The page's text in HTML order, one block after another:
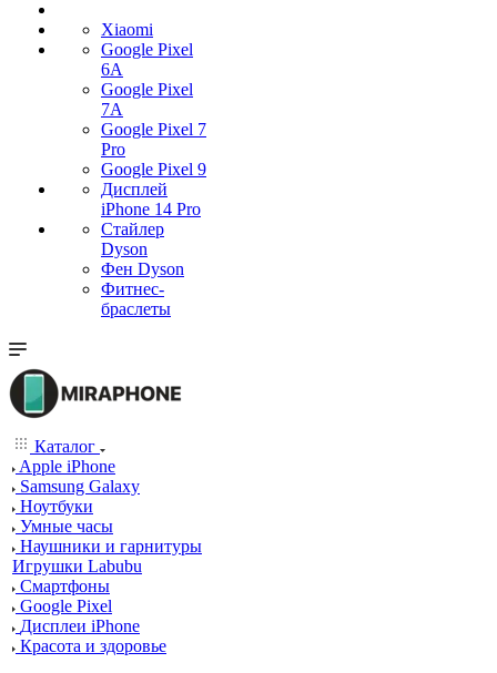
Xiaomi
Google Pixel
6A
Google Pixel
7А
Google Pixel 7
Pro
Google Pixel 9
Дисплей
iPhone 14 Pro
Стайлер
Dyson
Фен Dyson
Фитнес-
браслеты
Каталог
Apple iPhone
Samsung Galaxy
Ноутбуки
Умные часы
Наушники и гарнитуры
Игрушки Labubu
Смартфоны
Google Pixel
Дисплеи iPhone
Красота и здоровье